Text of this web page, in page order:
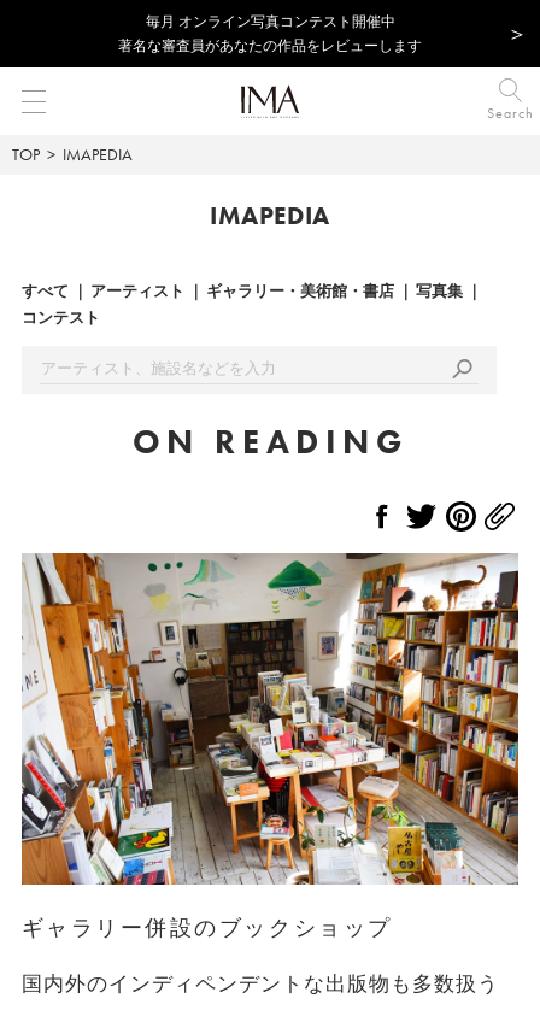
毎⽉ オンライン写真コンテスト開催中
著名な審査員があなたの作品をレビューします
Search
TOP IMAPEDIA
IMAPEDIA
すべて アーティスト ギャラリー・美術館・書店
写真集
コンテスト
ON READING
ギャラリー併設のブックショップ
国内外のインディペンデントな出版物も多数扱う